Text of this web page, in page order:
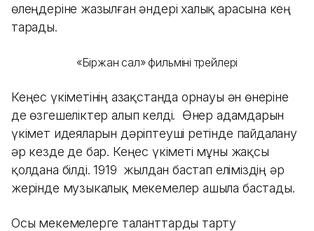
өлеңдеріне жазылған әндері халық арасына кең
тарады.
«Біржан сал» фильмінің трейлері
Кеңес үкіметінің Қазақстанда орнауы ән өнеріне
де өзгешеліктер алып келді. Өнер адамдарын
үкімет идеяларын дәріптеуші ретінде пайдалану
әр кезде де бар. Кеңес үкіметі мұны жақсы
қолдана білді. 1919 жылдан бастап еліміздің әр
жерінде музыкалық мекемелер ашыла бастады.
Осы мекемелерге таланттарды тарту